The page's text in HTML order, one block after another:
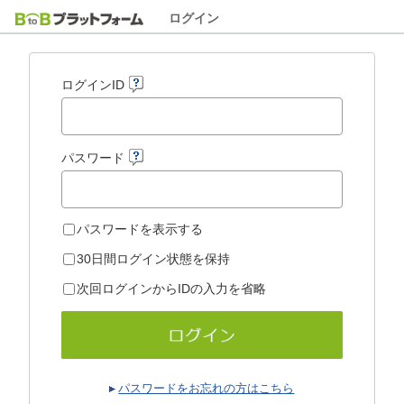
ログイン
ログインID
パスワード
パスワードを表示する
30日間ログイン状態を保持
次回ログインからIDの入力を省略
パスワードをお忘れの方はこちら